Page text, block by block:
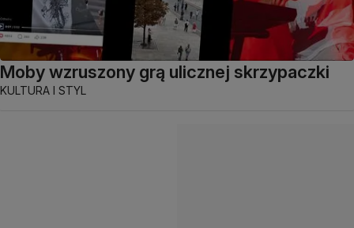
Moby wzruszony grą ulicznej skrzypaczki
KULTURA I STYL